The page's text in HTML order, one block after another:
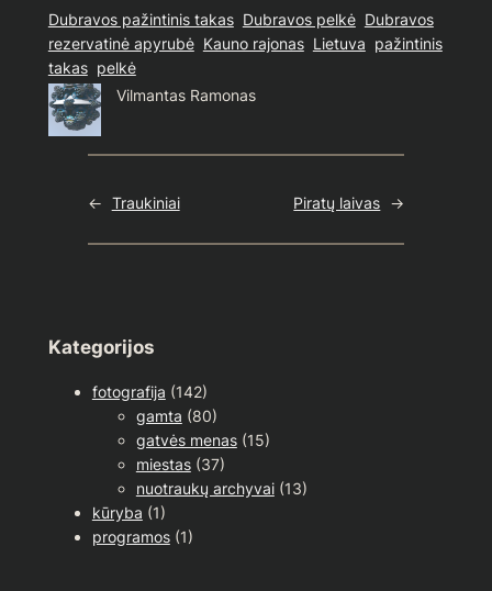
Dubravos pažintinis takas Dubravos pelkė Dubravos
rezervatinė apyrubė Kauno rajonas Lietuva pažintinis
takas pelkė
Vilmantas Ramonas
← Traukiniai Piratų laivas →
Kategorijos
fotografija (142)
gamta (80)
gatvės menas(15)
miestas(37)
nuotraukų archyvai(13)
kūryba (1)
programos(1)